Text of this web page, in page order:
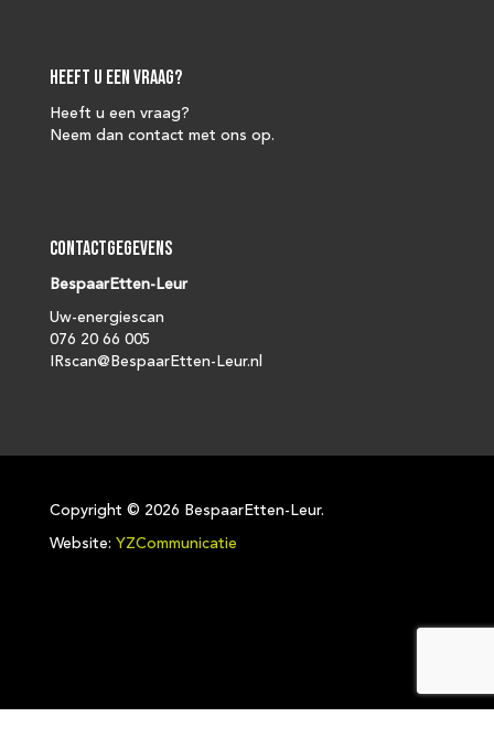
Heeft u een vraag?
Heeft u een vraag?
Neem dan contact met ons op.
Contactgegevens
BespaarEtten-Leur
Uw-energiescan
076 20 66 005
IRscan@BespaarEtten-Leur.nl
Copyright © 2026 BespaarEtten-Leur.
Website: YZCommunicatie